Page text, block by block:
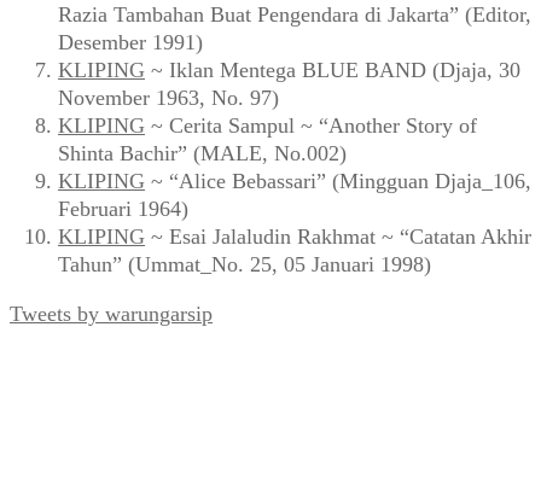
Razia Tambahan Buat Pengendara di Jakarta” (Editor,
Desember 1991)
KLIPING ~ Iklan Mentega BLUE BAND (Djaja, 30
November 1963, No. 97)
KLIPING ~ Cerita Sampul ~ “Another Story of
Shinta Bachir” (MALE, No.002)
KLIPING ~ “Alice Bebassari” (Mingguan Djaja_106,
Februari 1964)
KLIPING ~ Esai Jalaludin Rakhmat ~ “Catatan Akhir
Tahun” (Ummat_No. 25, 05 Januari 1998)
Tweets by warungarsip